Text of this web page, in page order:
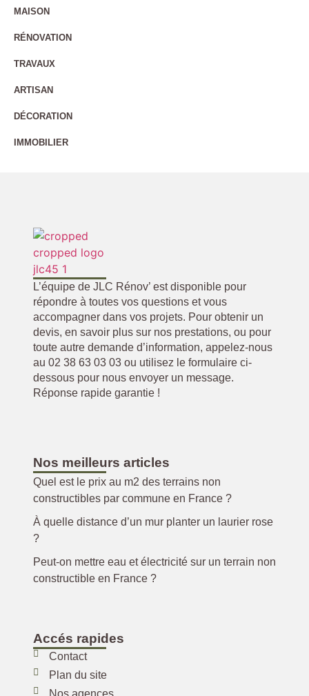
MAISON
RÉNOVATION
TRAVAUX
ARTISAN
DÉCORATION
IMMOBILIER
L’équipe de JLC Rénov’ est disponible pour
répondre à toutes vos questions et vous
accompagner dans vos projets. Pour obtenir un
devis, en savoir plus sur nos prestations, ou pour
toute autre demande d’information, appelez-nous
au 02 38 63 03 03 ou utilisez le formulaire ci-
dessous pour nous envoyer un message.
Réponse rapide garantie !
Nos meilleurs articles
Quel est le prix au m2 des terrains non
constructibles par commune en France ?
À quelle distance d’un mur planter un laurier rose
?
Peut-on mettre eau et électricité sur un terrain non
constructible en France ?
Accés rapides
Contact
Plan du site